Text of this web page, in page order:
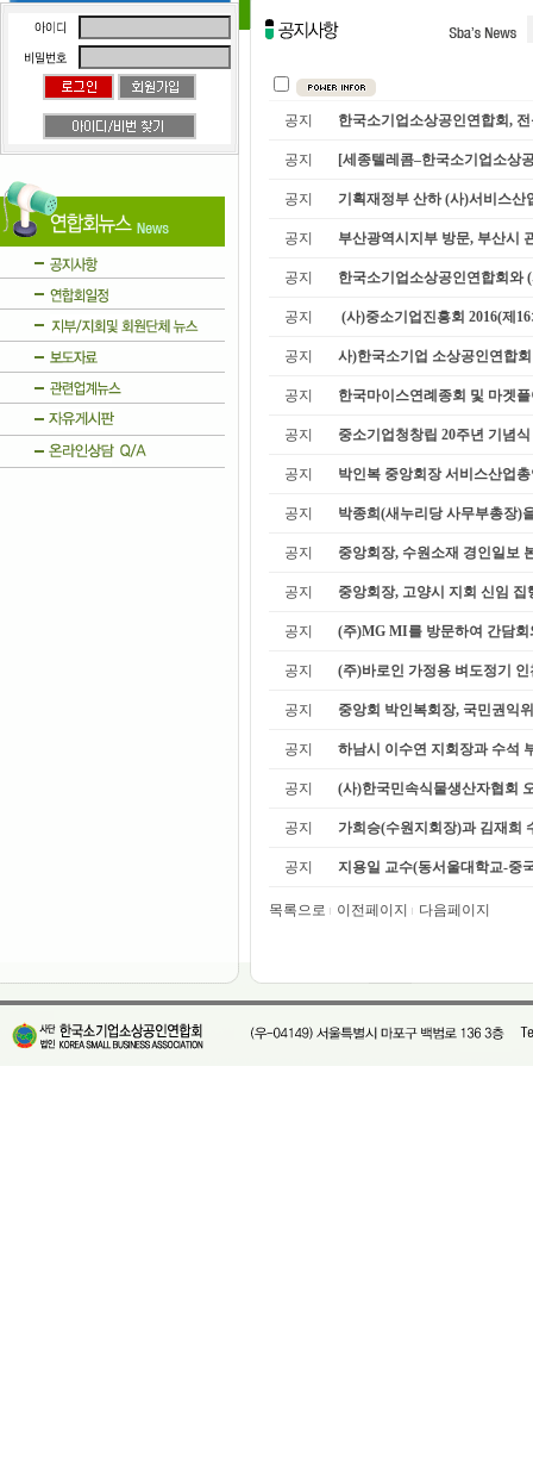
공지 한국소기업소상공인연합회,
공지 [세종텔레콤–한국소기업소상
공지 기획재정부 산하 (사)서비스산
공지 부산광역시지부 방문, 부산시
공지 한국소기업소상공인연합회와
공지 (사)중소기업진흥회 2016(제
공지 사)한국소기업 소상공인연합
공지 한국마이스연례종회 및 마겟
공지 중소기업청창립 20주년 기념
공지 박인복 중앙회장 서비스산업
공지 박종희(새누리당 사무부총장)
공지 중앙회장, 수원소재 경인일보
공지 중앙회장, 고양시 지회 신임 집
공지 (주)MG MI를 방문하여 간담회
공지 (주)바로인 가정용 벼도정기
공지 중앙회 박인복회장, 국민권익
공지 하남시 이수연 지회장과 수석
공지 (사)한국민속식물생산자협회
공지 가희승(수원지회장)과 김재희
공지 지용일 교수(동서울대학교-중
목록으로 이전페이지 다음페이지